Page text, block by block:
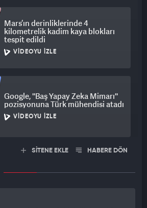
Mars’ın derinliklerinde 4
kilometrelik kadim kaya blokları
tespit edildi
VIDEOYU İZLE
Google, ''Baş Yapay Zeka Mimarı''
pozisyonuna Türk mühendisi atadı
VIDEOYU İZLE
SİTENE EKLE HABERE DÖN